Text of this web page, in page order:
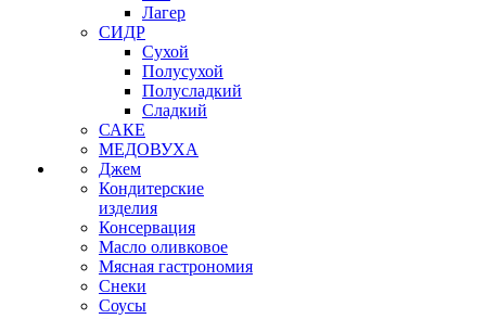
Лагер
СИДР
Сухой
Полусухой
Полусладкий
Сладкий
САКЕ
МЕДОВУХА
Джем
Кондитерские
изделия
Консервация
Масло оливковое
Мясная гастрономия
Снеки
Соусы